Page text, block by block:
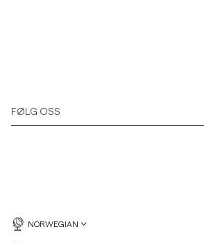
FØLG OSS
NORWEGIAN